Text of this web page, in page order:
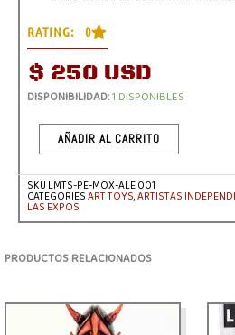
RATING: 0
$ 250 USD
DISPONIBILIDAD:1 DISPONIBLES
LA
SHOW
MEGA
MAD
MUSHROOM
CANTIDAD
AÑADIR AL CARRITO
SKU LMTS-PE-MOX-ALE 001
CATEGORIESART TOYS,ARTISTAS
LAS EXPOS